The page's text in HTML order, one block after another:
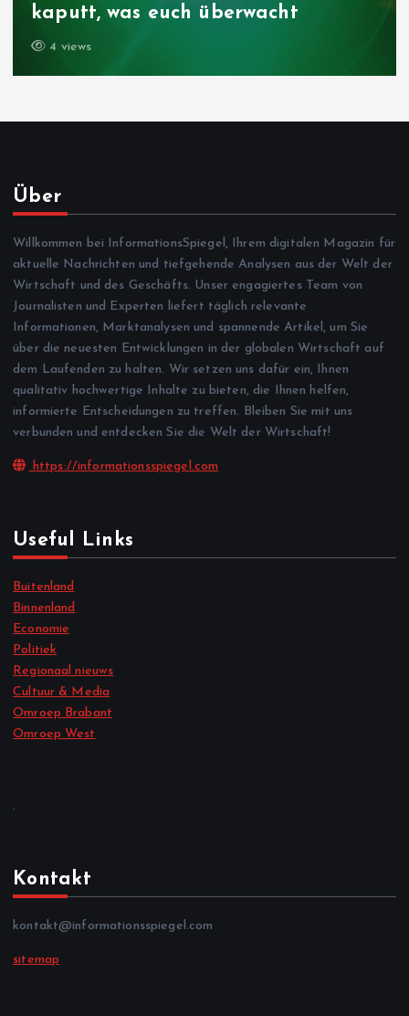
kaputt, was euch überwacht
4 views
Über
Willkommen bei InformationsSpiegel, Ihrem digitalen Magazin für
aktuelle Nachrichten und tiefgehende Analysen aus der Welt der
Wirtschaft und des Geschäfts. Unser engagiertes Team von
Journalisten und Experten liefert täglich relevante
Informationen, Marktanalysen und spannende Artikel, um Sie
über die neuesten Entwicklungen in der globalen Wirtschaft auf
dem Laufenden zu halten. Wir setzen uns dafür ein, Ihnen
qualitativ hochwertige Inhalte zu bieten, die Ihnen helfen,
informierte Entscheidungen zu treffen. Bleiben Sie mit uns
verbunden und entdecken Sie die Welt der Wirtschaft!
https://informationsspiegel.com
Useful Links
Buitenland
Binnenland
Economie
Politiek
Regionaal nieuws
Cultuur & Media
Omroep Brabant
Omroep West
.
Kontakt
kontakt@informationsspiegel.com
sitemap